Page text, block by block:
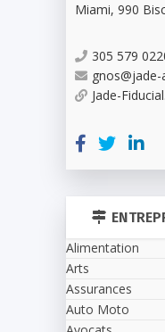
Miami, 990
305 579
Jade-
Alimentation
Arts
Assurances
Auto Moto